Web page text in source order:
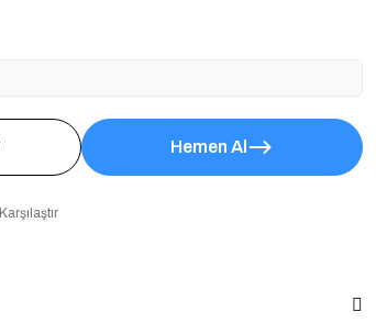
Hemen Al
Karşılaştır